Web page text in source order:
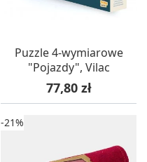
Puzzle 4-wymiarowe
"Pojazdy", Vilac
Cena
77,80 zł
-21%